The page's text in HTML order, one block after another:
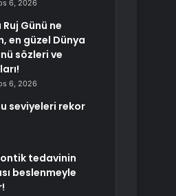
6, 2026
Günü ne
en güzel Dünya
sözleri ve
6, 2026
seviyeleri rekor
tedavinin
beslenmeyle